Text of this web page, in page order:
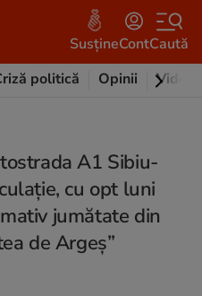
SusțineContCaută
politică Opinii Video
A1 Sibiu-
cu opt luni
jumătate din
de Argeș”